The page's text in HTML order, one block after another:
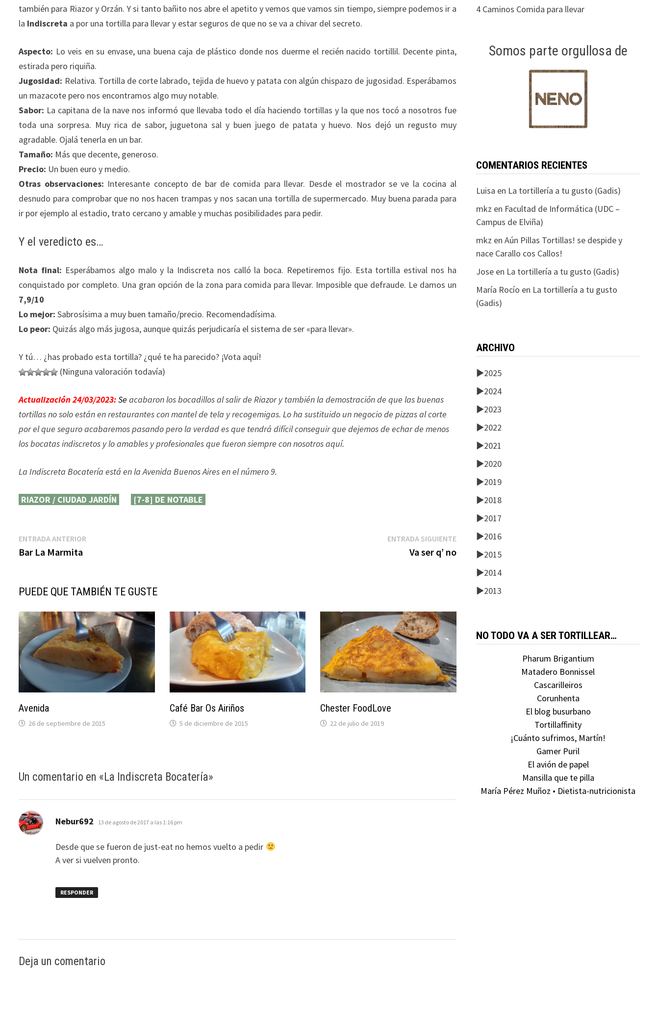
también para Riazor y Orzán. Y si tanto bañito nos abre el apetito y vemos que vamos sin tiempo, siempre podemos ir a
la Indiscreta a por una tortilla para llevar y estar seguros de que no se va a chivar del secreto.
Aspecto: Lo veis en su envase, una buena caja de plástico donde nos duerme el recién nacido tortillil. Decente pinta,
estirada pero riquiña.
Jugosidad: Relativa. Tortilla de corte labrado, tejida de huevo y patata con algún chispazo de jugosidad. Esperábamos
un mazacote pero nos encontramos algo muy notable.
Sabor: La capitana de la nave nos informó que llevaba todo el día haciendo tortillas y la que nos tocó a nosotros fue
toda una sorpresa. Muy rica de sabor, juguetona sal y buen juego de patata y huevo. Nos dejó un regusto muy
agradable. Ojalá tenerla en un bar.
Tamaño: Más que decente, generoso.
Precio: Un buen euro y medio.
Otras observaciones: Interesante concepto de bar de comida para llevar. Desde el mostrador se ve la cocina al
desnudo para comprobar que no nos hacen trampas y nos sacan una tortilla de supermercado. Muy buena parada para
ir por ejemplo al estadio, trato cercano y amable y muchas posibilidades para pedir.
Y el veredicto es…
Nota final: Esperábamos algo malo y la Indiscreta nos calló la boca. Repetiremos fijo. Esta tortilla estival nos ha
conquistado por completo. Una gran opción de la zona para comida para llevar. Imposible que defraude. Le damos un
7,9/10
Lo mejor: Sabrosísima a muy buen tamaño/precio. Recomendadísima.
Lo peor: Quizás algo más jugosa, aunque quizás perjudicaría el sistema de ser «para llevar».
Y tú… ¿has probado esta tortilla? ¿qué te ha parecido? ¡Vota aquí!
(Ninguna valoración todavía)
Actualización 24/03/2023:Se acabaron los bocadillos al salir de Riazor y también la demostración de que las buenas
tortillas no solo están en restaurantes con mantel de tela y recogemigas. Lo ha sustituido un negocio de pizzas al corte
por el que seguro acabaremos pasando pero la verdad es que tendrá difícil conseguir que dejemos de echar de menos
los bocatas indiscretos y lo amables y profesionales que fueron siempre con nosotros aquí.
La Indiscreta Bocatería está en la Avenida Buenos Aires en el número 9.
RIAZOR / CIUDAD JARDÍN [7-8] DE NOTABLE
Navegación
de
ENTRADA ANTERIOR
Bar La Marmita
ENTRADA SIGUIENTEEntrada
siguiente:
Va ser q’ no
PUEDE QUE TAMBIÉN TE GUSTE
Avenida
26 de septiembre de 2015
Café Bar Os Airiños
5 de diciembre de 2015
Chester FoodLove
22 de julio de 2019
Un comentario en «La Indiscreta Bocatería»
Nebur692 dice:
13 de agosto de 2017 a las 1:16 pm
Desde que se fueron de just-eat no hemos vuelto a pedir
A ver si vuelven pronto.
RESPONDER
Deja un comentario
4 Caminos Comida para llevar
Somos parte orgullosa de
COMENTARIOS RECIENTES
Luisa en La tortillería a tu gusto (Gadis)
mkz en Facultad de Informática (UDC –
Campus de Elviña)
mkz en Aún Pillas Tortillas! se despide y
nace Carallo cos Callos!
Joseen La tortillería a tu gusto (Gadis)
María Rocío en La tortillería a tu gusto
(Gadis)
ARCHIVO
►2025
►2024
►2023
►2022
►2021
►2020
►2019
►2018
►2017
►2016
►2015
►2014
►2013
NO TODO VA A SER TORTILLEAR…
Pharum Brigantium
Matadero Bonnissel
Cascarilleiros
Corunhenta
El blog busurbano
Tortillaffinity
¡Cuánto sufrimos, Martín!
Gamer Puril
El avión de papel
Mansilla que te pilla
María Pérez Muñoz • Dietista-nutricionista